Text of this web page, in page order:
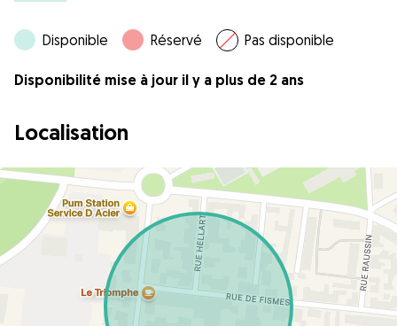
Disponible Réservé Pas disponible
Disponibilité mise à jour il y a plus de 2 ans
Localisation